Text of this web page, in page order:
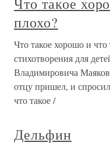
плохо?
Что такое хорошо и
стихотворения для
Владимировича
отцу пришел, и
что такое /
Дельфин